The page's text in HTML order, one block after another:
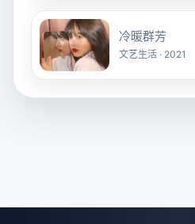
冷暖群芳
文艺生活 · 2021